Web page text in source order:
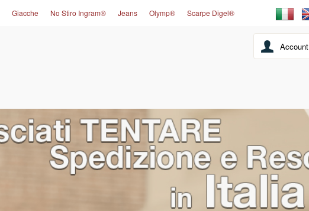
Giacche No Stiro Ingram® Jeans Olymp® Scarpe Digel®
Account